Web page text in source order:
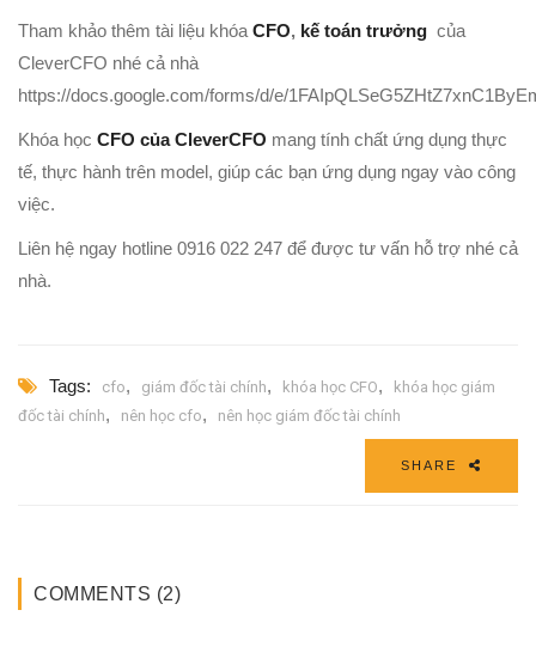
Tham khảo thêm tài liệu khóa CFO, kế toán trưởng của
CleverCFO nhé cả nhà
https://docs.google.com/forms/d/e/
Khóa học CFO của CleverCFO mang tính chất ứng dụng thực
tế, thực hành trên model, giúp các bạn ứng dụng ngay vào công
việc.
Liên hệ ngay hotline 0916 022 247 để được tư vấn hỗ trợ nhé cả
nhà.
Tags: cfo, giám đốc tài chính, khóa học CFO,
khóa học giám
đốc tài chính, nên học cfo, nên học giám đốc tài chính
SHARE
COMMENTS (2)